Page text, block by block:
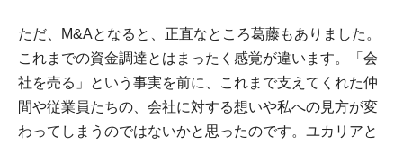
ただ、M&Aとなると、正直なところ葛藤もありました。
これまでの資金調達とはまったく感覚が違います。「会
社を売る」という事実を前に、これまで支えてくれた仲
間や従業員たちの、会社に対する想いや私への見方が変
わってしまうのではないかと思ったのです。ユカリアと